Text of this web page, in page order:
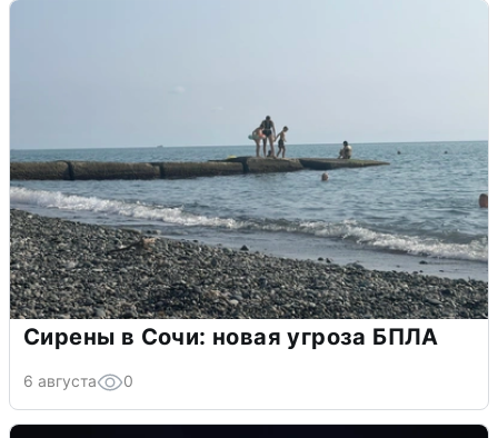
Сирены в Сочи: новая угроза БПЛА
6 августа 0